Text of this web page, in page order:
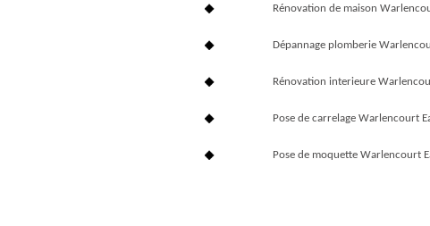
Rénovation de maison
Dépannage plomberie
Rénovation interieure
Pose de carrelage Warlencourt
Pose de moquette Warlencourt